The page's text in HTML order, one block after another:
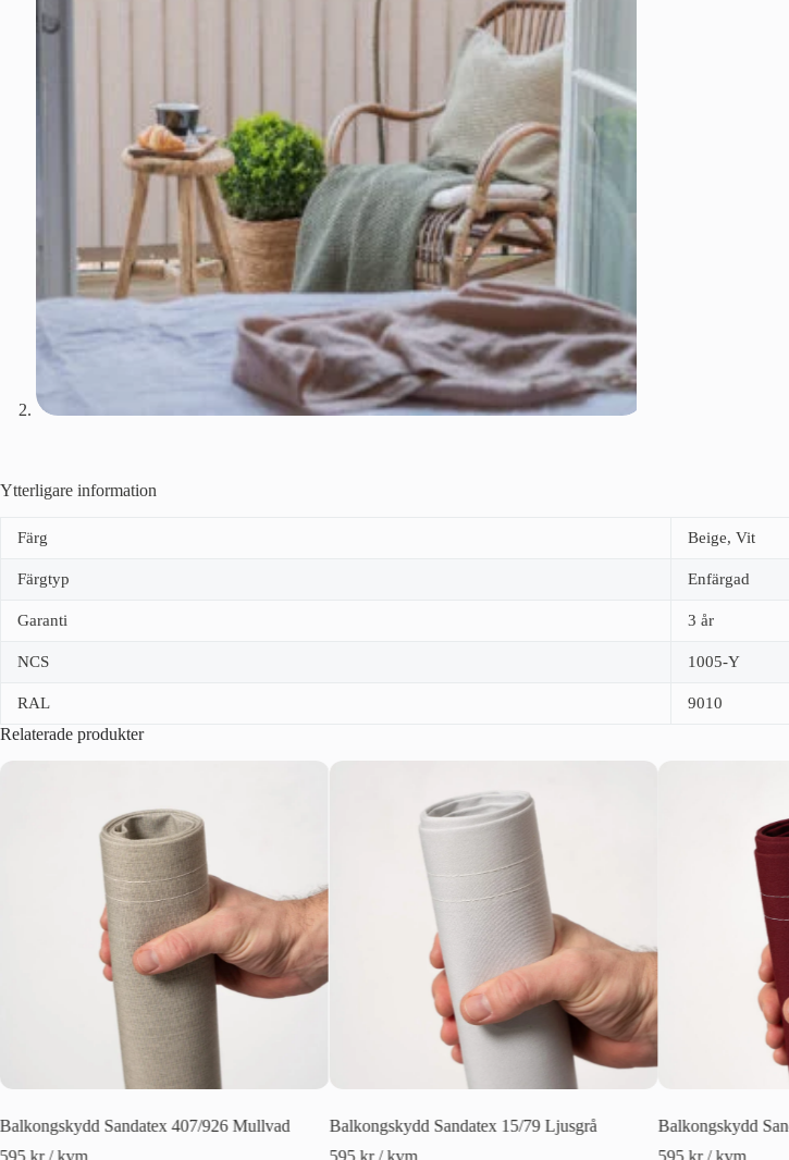
Ytterligare information
Färg Beige, Vit
Färgtyp Enfärgad
Garanti 3 år
NCS 1005-Y
RAL 9010
Relaterade produkter
Balkongskydd Sandatex 407/926 Mullvad
Balkongskydd Sandatex 15/79 Ljusgrå
Balkongskydd